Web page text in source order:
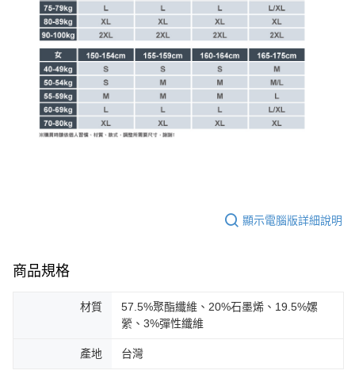
顯示電腦版詳細說明
商品規格
材質
57.5%聚酯纖維、20%石墨烯、19.5%嫘
縈、3%彈性纖維
產地 台灣